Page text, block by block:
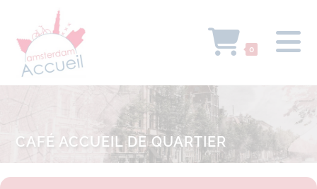
0
CAFÉ ACCUEIL DE QUARTIER